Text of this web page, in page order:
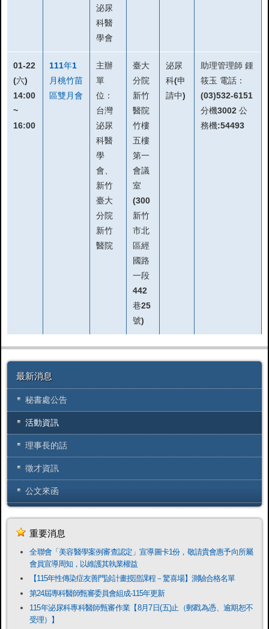
泌尿
科醫
學會
01-22
(六)
14:00
~
16:00
111年1
月桃竹苗
區雙月會
主辦
單
位：
台灣
泌尿
科醫
學
會、
新竹
臺大
分院
新竹
醫院
臺大
分院
新竹
醫院
竹樓
五樓
第一
會議
室
(300
新竹
市北
區經
國路
一段
442
巷25
號)
泌尿
科(申
請中)
助理管理師 鍾
筱玉 電話：
(03)532-6151
分機3002 公
務機:54493
最新消息
秘書處公告
活動資訊
理事長的話
徵才資訊
公文來函
重要消息
全聯會「​美容醫學案例審查認定」宣導圖卡1份，敬請貴會惠予向所屬
會員宣導周知，以維護其執業權益
【115年性傳染症友善門診計畫授證課程－驚喜場】測驗合格名單
第24屆專科醫師甄審委員會組成-115年更新
115年泌尿科專科醫師甄審作業【8月7日(五)止（郵戳為憑、逾期恕不
受理）】